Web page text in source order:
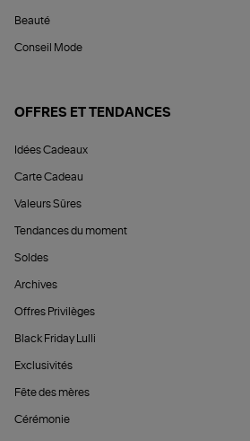
Beauté
Conseil Mode
OFFRES ET TENDANCES
Idées Cadeaux
Carte Cadeau
Valeurs Sûres
Tendances du moment
Soldes
Archives
Offres Privilèges
Black Friday Lulli
Exclusivités
Fête des mères
Cérémonie